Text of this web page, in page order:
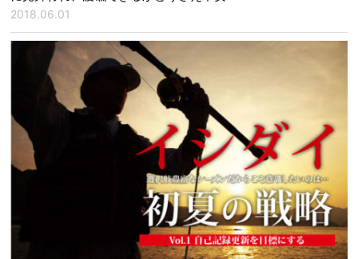
2018.06.01